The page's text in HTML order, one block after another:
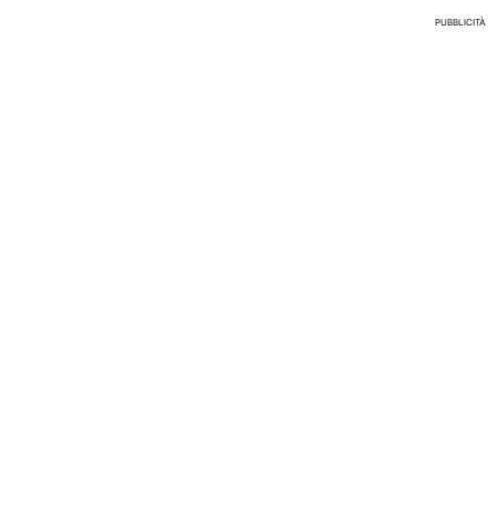
PUBBLICITÀ